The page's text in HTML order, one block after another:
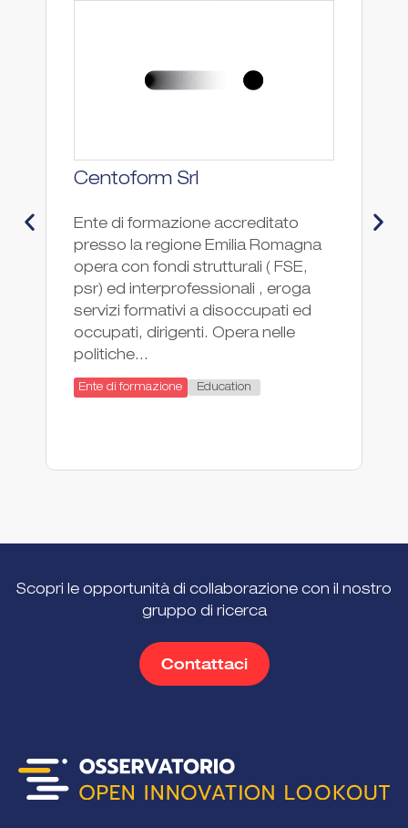
Centoform Srl
Ente di formazione accreditato
presso la regione Emilia Romagna
opera con fondi strutturali ( FSE,
psr) ed interprofessionali , eroga
servizi formativi a disoccupati ed
occupati, dirigenti. Opera nelle
politiche...
Ente di formazione Education
Scopri le opportunità di collaborazione con il nostro
gruppo di ricerca
Contattaci